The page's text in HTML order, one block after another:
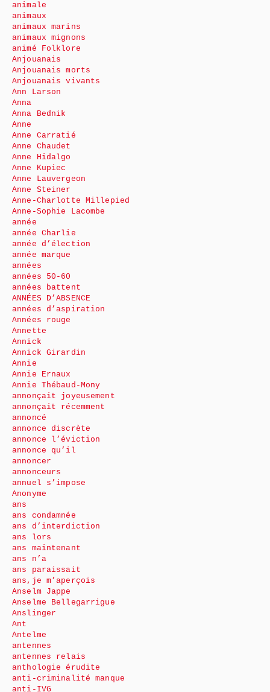
animale
animaux
animaux marins
animaux mignons
animé Folklore
Anjouanais
Anjouanais morts
Anjouanais vivants
Ann Larson
Anna
Anna Bednik
Anne
Anne Carratié
Anne Chaudet
Anne Hidalgo
Anne Kupiec
Anne Lauvergeon
Anne Steiner
Anne-Charlotte Millepied
Anne-Sophie Lacombe
année
année Charlie
année d’élection
année marque
années
années 50-60
années battent
ANNÉES D’ABSENCE
années d’aspiration
Années rouge
Annette
Annick
Annick Girardin
Annie
Annie Ernaux
Annie Thébaud-Mony
annonçait joyeusement
annonçait récemment
annoncé
annonce discrète
annonce l’éviction
annonce qu’il
annoncer
annonceurs
annuel s’impose
Anonyme
ans
ans condamnée
ans d’interdiction
ans lors
ans maintenant
ans n’a
ans paraissait
ans,je m’aperçois
Anselm Jappe
Anselme Bellegarrigue
Anslinger
Ant
Antelme
antennes
antennes relais
anthologie érudite
anti-criminalité manque
anti-IVG